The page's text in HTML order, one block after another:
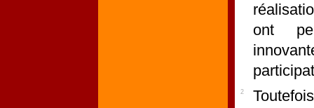
ont
2